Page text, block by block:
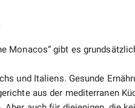
Monacos“ gibt es
und Italiens. Gesunde
aus der mediterranen